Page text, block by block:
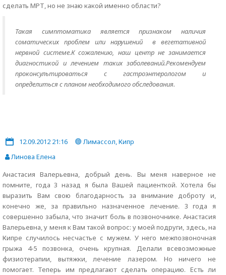
сделать МРТ, но не знаю какой именно области?
Такая симптоматика является признаком наличия
соматических проблем или нарушений в вегетативной
нервной системе.К сожалению, наш центр не занимается
диагностикой и лечением таких заболеваний.Рекомендуем
проконсультироваться с гастроэнтерологом и
определиться с планом необходимого обследования.
12.09.2012 21:16
Лимассол, Кипр
Линова Елена
Анастасия Валерьевна, добрый день. Вы меня наверное не
помните, года 3 назад я была Вашей пациенткой. Хотела бы
выразить Вам свою благодарность за внимание доброту и,
конечно же, за правильно назначенное лечение. 3 года я
совершенно забыла, что значит боль в позвоночнике. Анастасия
Валерьевна, у меня к Вам такой вопрос: у моей подруги, здесь, на
Кипре случилось несчастье с мужем. У него межпозвоночная
грыжа 4-5 позвонка, очень крупная. Делали всевозможные
физиотерапии, вытяжки, лечение лазером. Но ничего не
помогает. Теперь им предлагают сделать операцию. Есть ли